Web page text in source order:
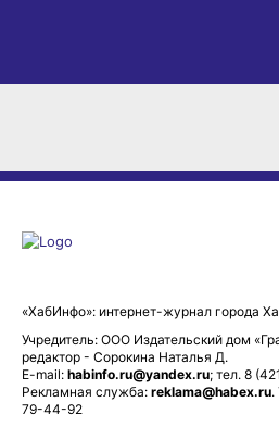
«ХабИнфо»: интернет-журнал города
Учредитель: ООО Издательский дом
редактор - Сорокина Наталья Д.
E-mail: habinfo.ru@yandex.ru; тел. 8
Рекламная служба: reklama@habex.ru.
79-44-92